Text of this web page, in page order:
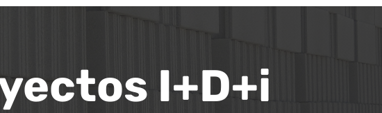
I+D+i